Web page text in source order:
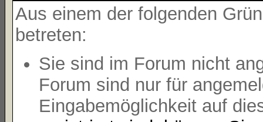
Aus einem der folgenden
betreten:
Sie sind im Forum nicht
Forum sind nur für
Eingabemöglichkeit auf